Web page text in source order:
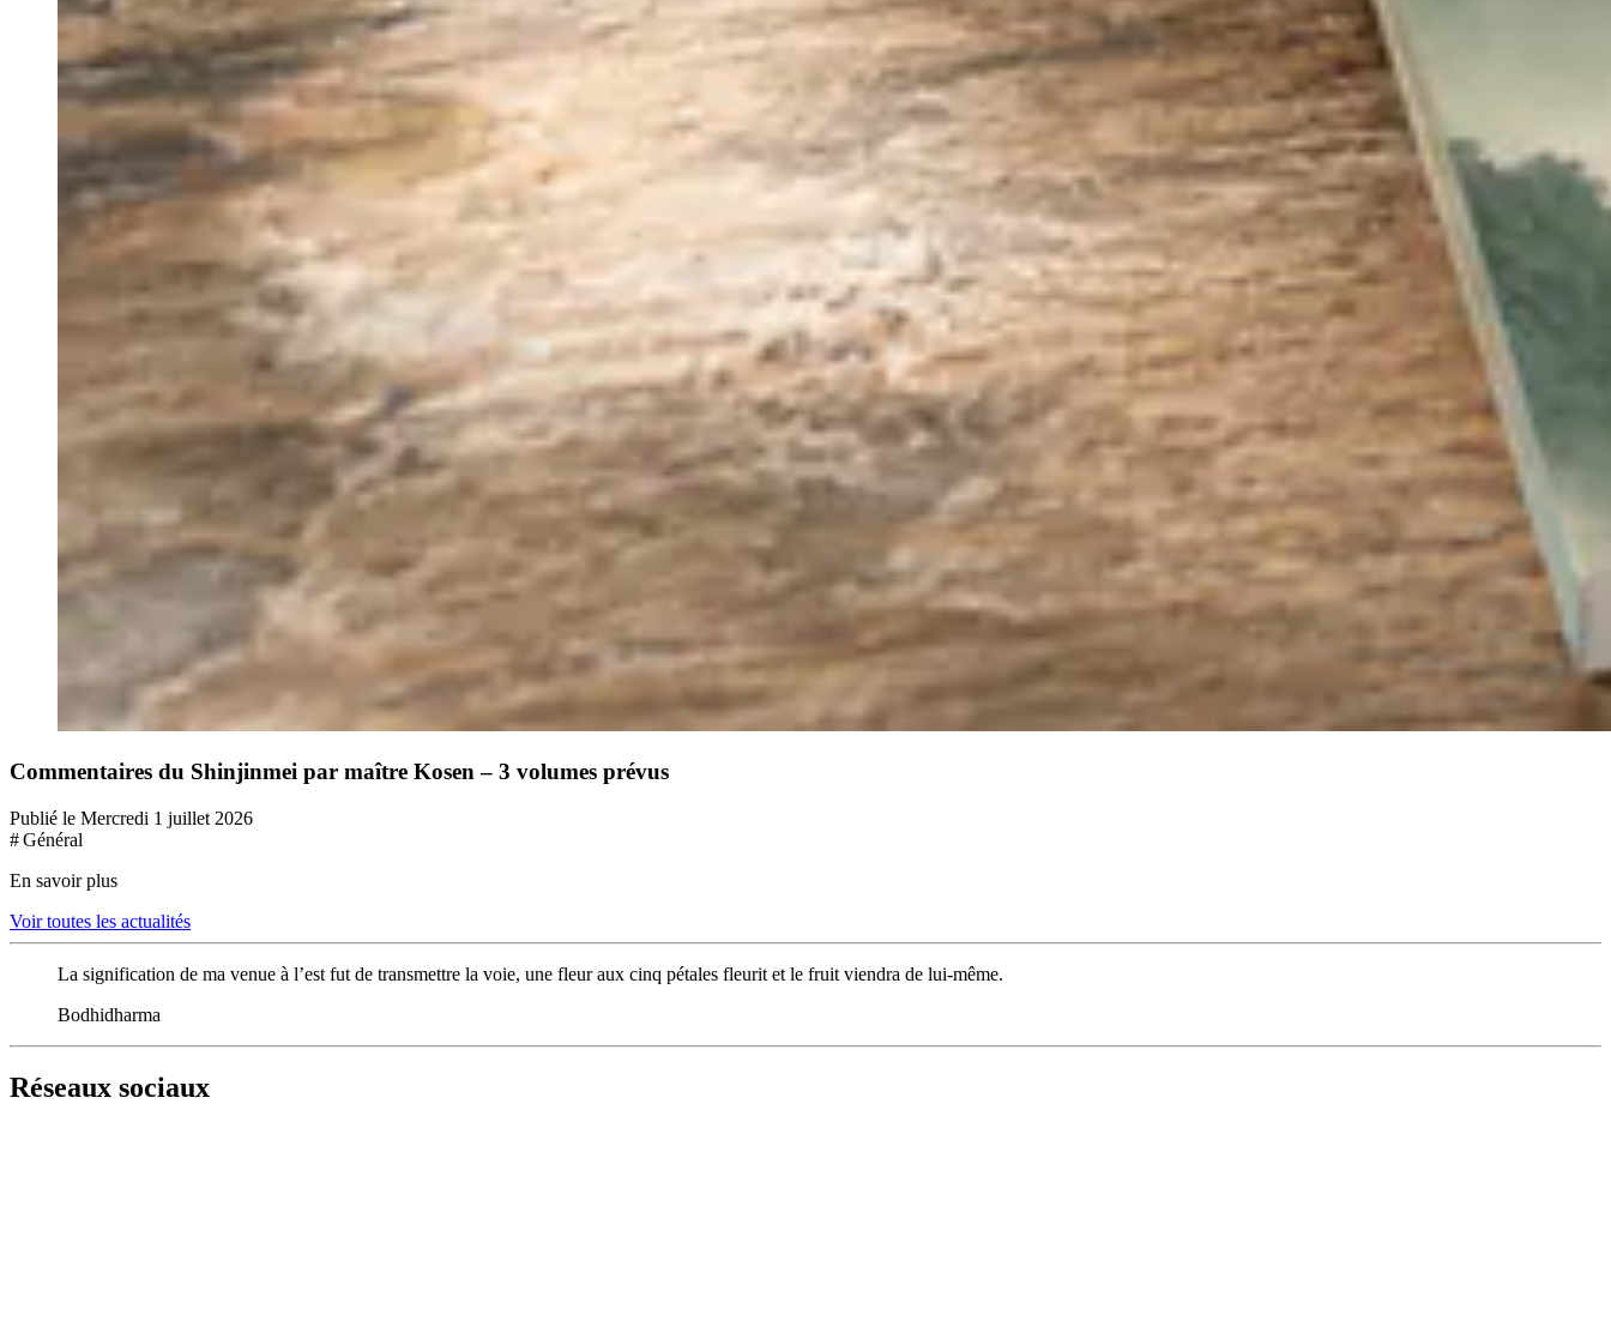
Commentaires du Shinjinmei par maître Kosen – 3 volumes prévus
Publié le Mercredi 1 juillet 2026
# Général
En savoir plus
Voir toutes les actualités
La signification de ma venue à l’est fut de transmettre la voie, une fleur aux cinq pétales fleurit et le fruit viendra de lui-même.
Bodhidharma
Réseaux sociaux